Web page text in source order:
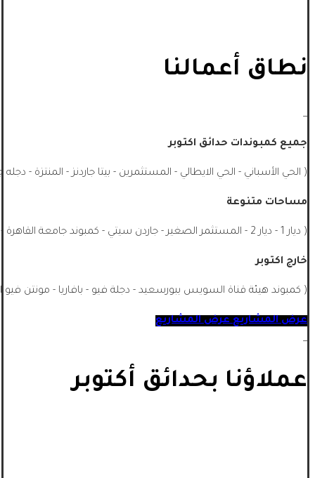
نطاق أعمالنا
_
جميع كمبوندات حدائق اكتوبر
( الحي الأسباني - الحي الايطالي - المستثمرين - بيتا جاردنز - المنتزة -
مساحات متنوعة
( ديار 1 - ديار 2 - المستثمر الصغير - جاردن سيتي - كمبوند جامعة القاهرة - الشيخ زايد - جميع احياء اكتوبر - اشجار سيتي - ماونتن فيو اكتوبر ...)
خارج اكتوبر
( كمبوند هيئة قناة السويس ببورسعيد - دجلة فيو - بافاريا - مونتن
عرض المشاريععرض المشاريع
_
عملاؤنا بحدائق أكتوبر